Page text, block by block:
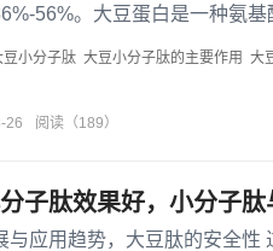
56%。大豆蛋白是一种氨
豆小分子肽 大豆小分子肽的主要作用 大
26 阅读（189）
子肽效果好，小分子肽
与应用趋势，大豆肽的安全性